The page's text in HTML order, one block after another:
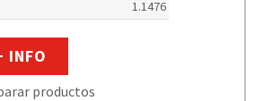
1.1476
INFO
productos